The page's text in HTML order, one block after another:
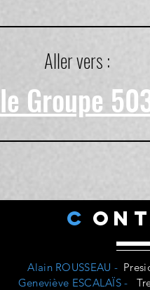
Aller vers :
le Groupe
C
Alain ROUSSEAU -
Geneviève ESCALAÏS -